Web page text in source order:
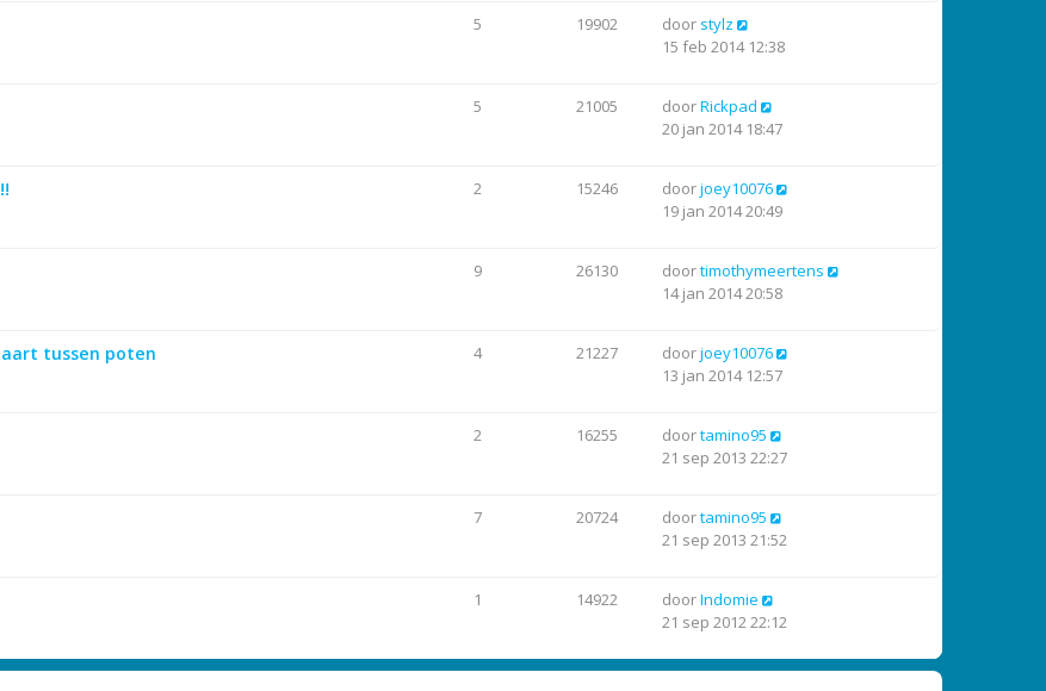
5 19902 door stylz
15 feb 2014 12:38
5 21005 doorRickpad
20 jan 2014 18:47
2 15246 doorjoey10076
19 jan 2014 20:49
9 26130 doortimothymeertens
14 jan 2014 20:58
tussen poten 4 21227 doorjoey10076
13 jan 2014 12:57
2 16255 doortamino95
21 sep 2013 22:27
7 20724 doortamino95
21 sep 2013 21:52
1 14922 doorIndomie
21 sep 2012 22:12